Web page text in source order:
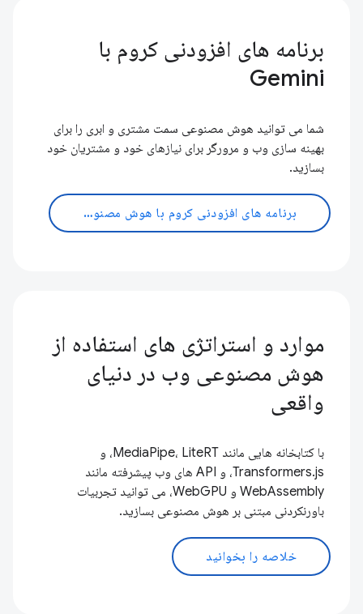
برنامه های افزودنی کروم با
Gemini
شما می توانید هوش مصنوعی سمت مشتری و ابری را برای
بهینه سازی وب و مرورگر برای نیازهای خود و مشتریان خود
بسازید.
برنامه های افزودنی کروم با هوش مصنوعی
موارد و استراتژی های استفاده از
هوش مصنوعی وب در دنیای
واقعی
با کتابخانه هایی مانند MediaPipe، LiteRT، و
Transformers.js، و API های وب پیشرفته مانند
WebAssembly و WebGPU، می توانید تجربیات
باورنکردنی مبتنی بر هوش مصنوعی بسازید.
خلاصه را بخوانید